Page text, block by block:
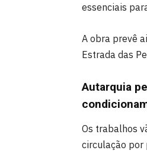
essenciais
A obra prevê
Estrada das
Autarquia
Os trabalhos
circulação por